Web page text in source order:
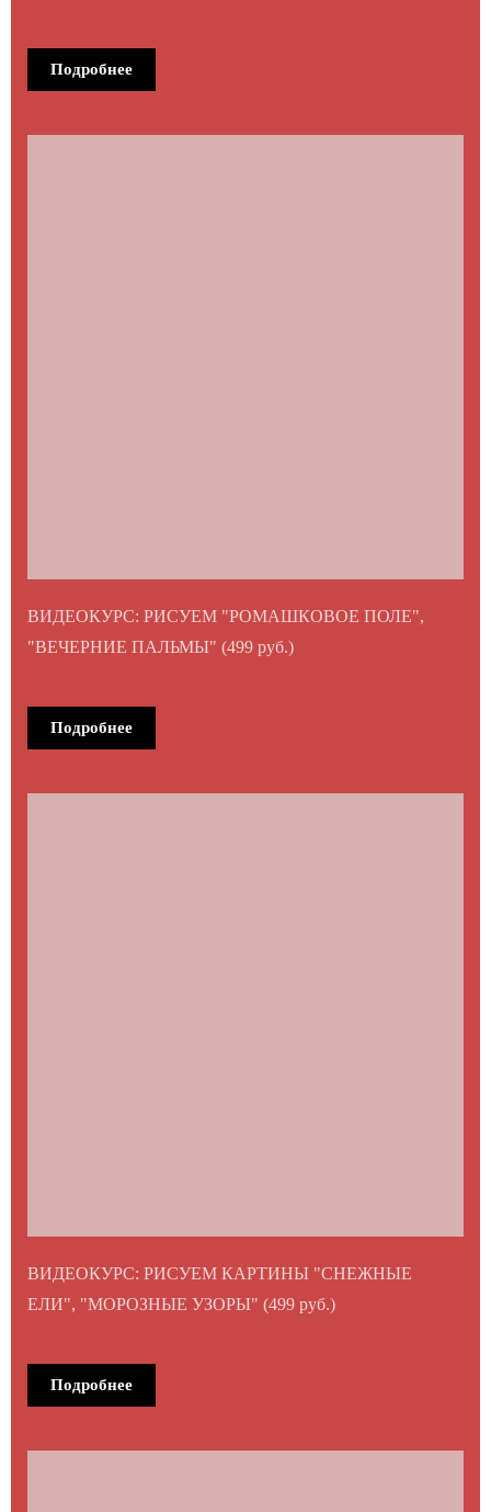
Подробнее
ВИДЕОКУРС: РИСУЕМ "РОМАШКОВОЕ ПОЛЕ",
"ВЕЧЕРНИЕ ПАЛЬМЫ" (499 руб.)
Подробнее
ВИДЕОКУРС: РИСУЕМ КАРТИНЫ "СНЕЖНЫЕ
ЕЛИ", "МОРОЗНЫЕ УЗОРЫ" (499 руб.)
Подробнее